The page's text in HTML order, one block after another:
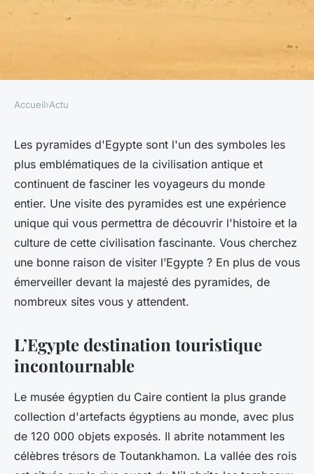
Pourquoi devez-vous visiter
les pyramides d'Egypte ?
delphine •7 avril 2023•3 min de lecture
Accueil›Actu
Les pyramides d'Egypte sont l'un des symboles les
plus emblématiques de la civilisation antique et
continuent de fasciner les voyageurs du monde
entier. Une visite des pyramides est une expérience
unique qui vous permettra de découvrir l'histoire et la
culture de cette civilisation fascinante. Vous cherchez
une bonne raison de visiter l’Egypte ? En plus de vous
émerveiller devant la majesté des pyramides, de
nombreux sites vous y attendent.
L’Egypte destination touristique
incontournable
Le musée égyptien du Caire contient la plus grande
collection d'artefacts égyptiens au monde, avec plus
de 120 000 objets exposés. Il abrite notamment les
célèbres trésors de Toutankhamon. La vallée des rois